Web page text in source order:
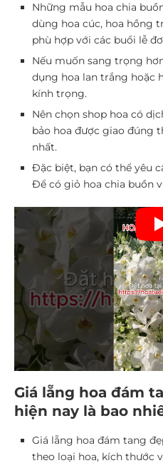
Những mẫu hoa chia
dùng hoa cúc, hoa hồng
phù hợp với các buổi lễ
Nếu muốn sang trọng
dụng hoa lan trắng hoặc
kính trọng.
Nên chọn shop hoa có
bảo hoa được giao đúng
nhất.
Đặc biệt, bạn có thể yêu
Để có giỏ hoa chia buồn
Giá lẵng hoa đám
hiện nay là bao
Giá lẵng hoa đám tang
theo loại hoa, kích thước